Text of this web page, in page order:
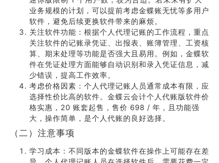
业务规模的计划，可以提前考虑金蝶账无忧等多用户
软件，避免后续更换软件带来的麻烦。
关注软件功能：根据个人代理记账的工作流程，重点
关注软件的记账录凭证、出报表、账簿管理、工资核
算、期末处理等功能是否强大且易用。例如，金蝶软
件在凭证处理方面能够自动识别和录入凭证信息，减
少错误，提高工作效率。
考虑价格因素：个人代理记账人员通常成本有限，应
选择性价比高的软件。金蝶云会计个人代账版软件价
格实惠，20 账套起售，售价 698 / 年，且功能强
大，操作简单，是个人代账的良好选择。
（二）注意事项
学习成本：不同版本的金蝶软件在操作上可能存在差